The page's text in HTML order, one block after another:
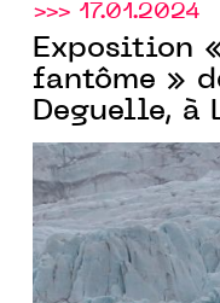
>>> 17.01.2024
Exposition
fantôme »
Deguelle, à
paris, du